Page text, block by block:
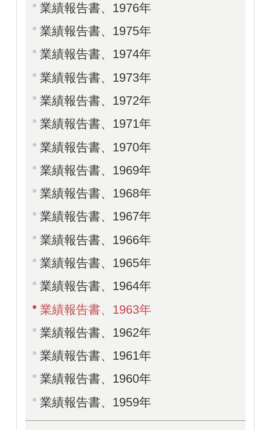
業績報告書、1976年
業績報告書、1975年
業績報告書、1974年
業績報告書、1973年
業績報告書、1972年
業績報告書、1971年
業績報告書、1970年
業績報告書、1969年
業績報告書、1968年
業績報告書、1967年
業績報告書、1966年
業績報告書、1965年
業績報告書、1964年
業績報告書、1963年
業績報告書、1962年
業績報告書、1961年
業績報告書、1960年
業績報告書、1959年